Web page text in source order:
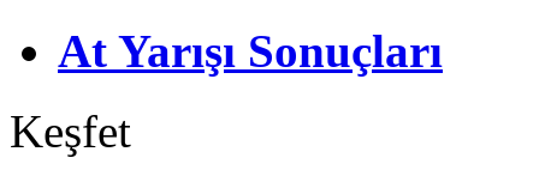
At Yarışı Sonuçları
Keşfet